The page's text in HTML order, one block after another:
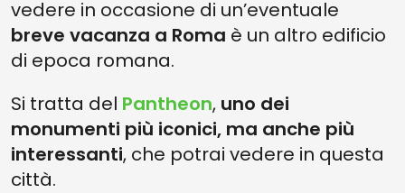
vedere in occasione di un’eventuale
breve vacanza a Roma è un altro edificio
di epoca romana.
Si tratta del Pantheon, uno dei
monumenti più iconici, ma anche più
interessanti, che potrai vedere in questa
città.